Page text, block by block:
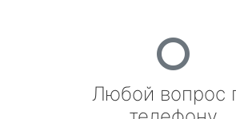
Любой вопрос